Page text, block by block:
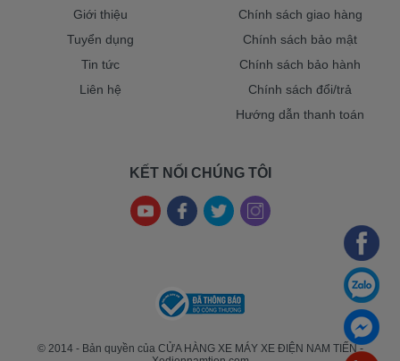
Giới thiệu
Tuyển dụng
Tin tức
Liên hệ
Chính sách giao hàng
Chính sách bảo mật
Chính sách bảo hành
Chính sách đổi/trả
Hướng dẫn thanh toán
KẾT NỐI CHÚNG TÔI
© 2014 - Bản quyền của CỬA HÀNG XE MÁY XE ĐIỆN NAM TIẾN -